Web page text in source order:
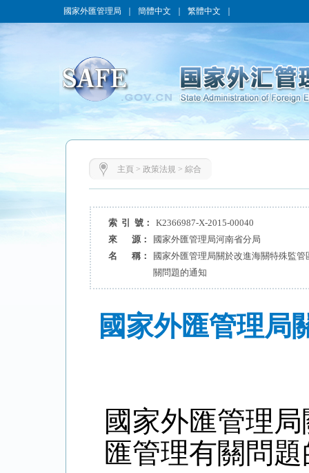
國家外匯管理局 簡體中文 繁體中文
主頁 > 政策法規 > 綜合
索 引 號：
K2366987-X-2015-00040
來 源：
國家外匯管理局河南省分局
名 稱：
國家外匯管理局關於改進海關特殊監
關問題的通知
國家外匯管理局
國家外匯管理
匯管理有關問